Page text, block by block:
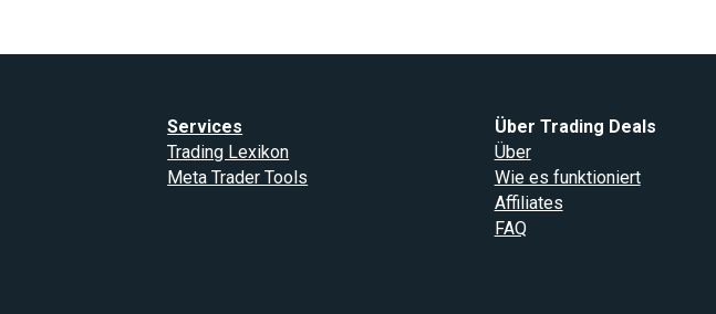
Services
Trading Lexikon
Meta Trader Tools
Über Trading Deals
Über
Wie es funktioniert
Affiliates
FAQ